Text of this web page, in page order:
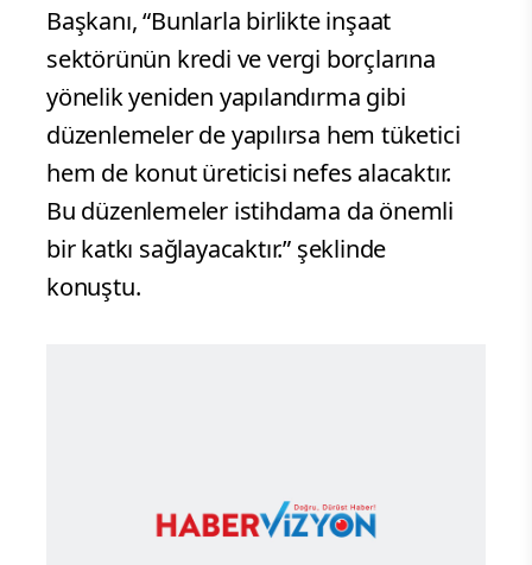
Başkanı, “Bunlarla birlikte inşaat
sektörünün kredi ve vergi borçlarına
yönelik yeniden yapılandırma gibi
düzenlemeler de yapılırsa hem tüketici
hem de konut üreticisi nefes alacaktır.
Bu düzenlemeler istihdama da önemli
bir katkı sağlayacaktır.” şeklinde
konuştu.